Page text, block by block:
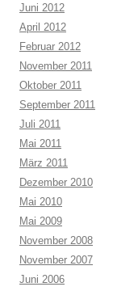
Juni 2012
April 2012
Februar 2012
November 2011
Oktober 2011
September 2011
Juli 2011
Mai 2011
März 2011
Dezember 2010
Mai 2010
Mai 2009
November 2008
November 2007
Juni 2006